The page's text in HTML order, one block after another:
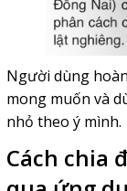
Người dùng
mong muốn và
nhỏ theo ý mình.
Cách chia